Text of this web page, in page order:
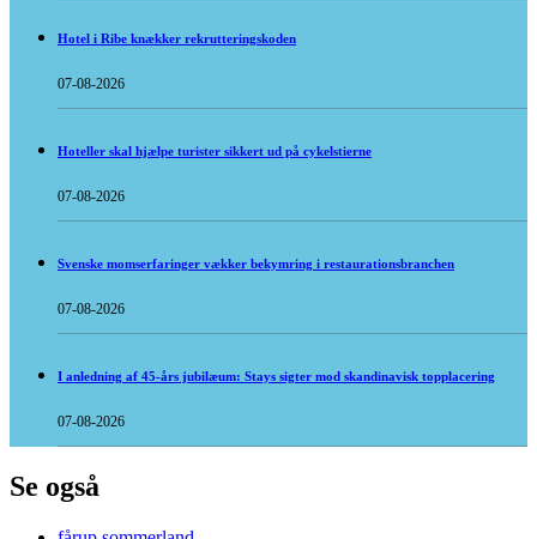
Hotel i Ribe knækker rekrutteringskoden
07-08-2026
Hoteller skal hjælpe turister sikkert ud på cykelstierne
07-08-2026
Svenske momserfaringer vækker bekymring i restaurationsbranchen
07-08-2026
I anledning af 45-års jubilæum: Stays sigter mod skandinavisk topplacering
07-08-2026
Se også